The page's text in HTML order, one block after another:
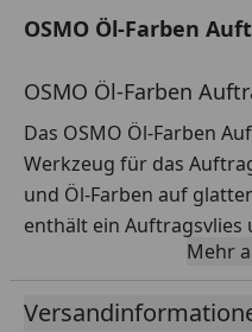
OSMO Öl-Farben
OSMO Öl-Farben
Das OSMO Öl-Farben
Werkzeug für das
und Öl-Farben auf
enthält ein Auftragsvlies
eine einfache und
und -abgabe
Ergebnis liefern.
Mehr